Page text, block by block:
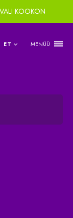
VALI KOOKON
ET MENÜÜ